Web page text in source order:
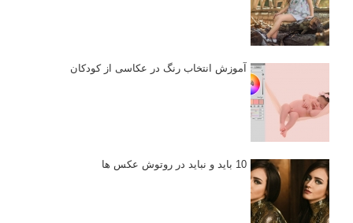
آموزش انتخاب رنگ در عکاسی از کودکان
10 باید و نباید در روتوش عکس ها